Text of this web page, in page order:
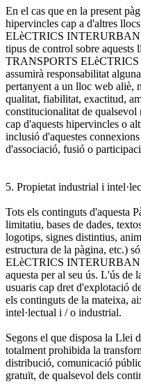
En el cas que en la present
hipervincles cap a d'altres
ELèCTRICS
tipus de control sobre aquests
TRANSPORTS
assumirà responsabilitat
pertanyent a un lloc web aliè,
qualitat, fiabilitat, exactitud,
constitucionalitat de
cap d'aquests hipervincles o
inclusió d'aquestes
d'associació, fusió o
5. Propietat industrial i
Tots els continguts d'aquesta
limitatiu, bases de dades,
logotips, signes distintius,
estructura de la pàgina, etc.)
ELèCTRICS
aquesta per al seu ús. L'ús de
usuaris cap dret d'explotació
els continguts de la mateixa,
intel·lectual i / o industrial.
Segons el que disposa la Llei
totalment prohibida la
distribució, comunicació
gratuït, de qualsevol dels